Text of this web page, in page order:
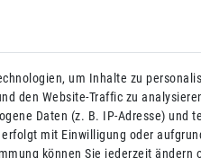
um Inhalte zu
den Website-Traffic zu
Daten (z. B. IP-Adresse) und
mit Einwilligung oder
können Sie jederzeit ändern